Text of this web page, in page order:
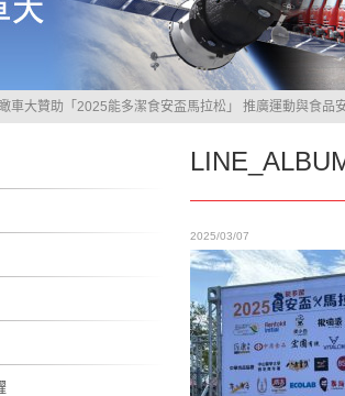
瞰車大贊助「2025能多潔食安盃馬拉松」 推廣運動與食品
2025/03/07